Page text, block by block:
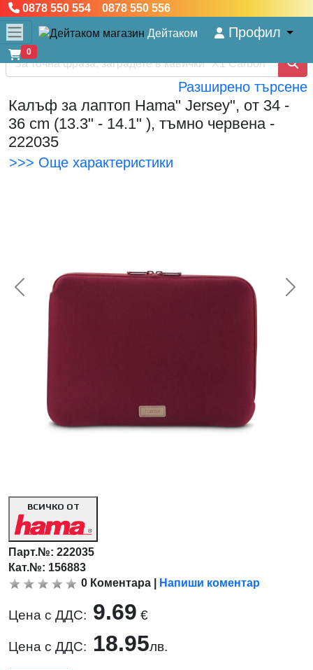
0878 550 554 0878 550 556
Дейтаком Профил
0
Разширено търсене
Калъф за лаптоп Hama" Jersey", от 34 -
36 cm (13.3" - 14.1" ), тъмно червена -
222035
>>> Още характеристики
<< Предишна
ВСИЧКО ОТ
Парт.№:222035
Кат.№: 156883
0 Коментара Напиши коментар
Цена с ДДС: 9.69 €
Цена с ДДС: 18.95лв.